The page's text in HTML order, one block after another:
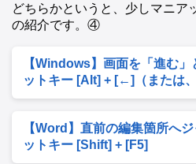
どちらかというと、少しマニア
の紹介です。④
【Windows】画面を「進む
ットキー [Alt] + [←]（または
【Word】直前の編集箇所へ
ットキー [Shift] + [F5]